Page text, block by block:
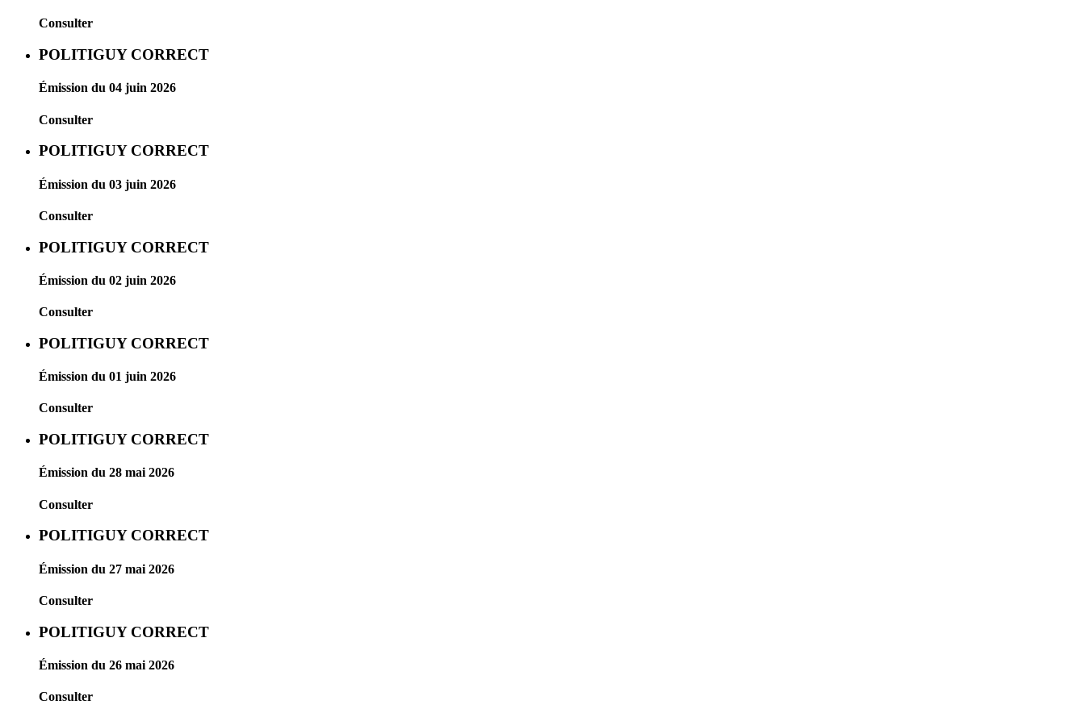
Consulter
POLITIGUY CORRECT
Émission du 04 juin 2026
Consulter
POLITIGUY CORRECT
Émission du 03 juin 2026
Consulter
POLITIGUY CORRECT
Émission du 02 juin 2026
Consulter
POLITIGUY CORRECT
Émission du 01 juin 2026
Consulter
POLITIGUY CORRECT
Émission du 28 mai 2026
Consulter
POLITIGUY CORRECT
Émission du 27 mai 2026
Consulter
POLITIGUY CORRECT
Émission du 26 mai 2026
Consulter